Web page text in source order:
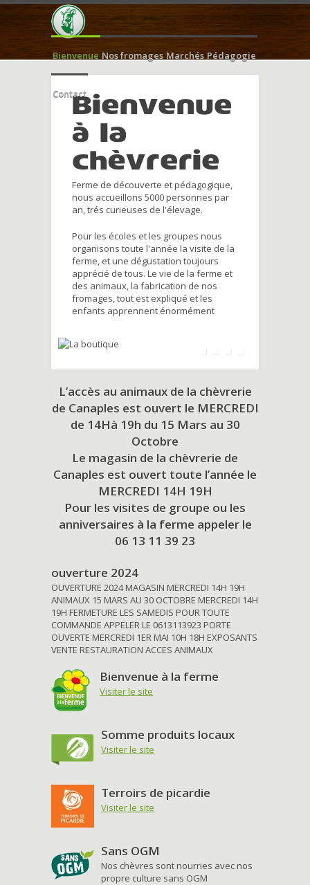
Bienvenue Nos fromages Marchés Pédagogie
ContactBienvenue
à la
chèvrerie
Ferme de découverte et pédagogique,
nous accueillons 5000 personnes par
an, trés curieuses de l'élevage.
Pour les écoles et les groupes nous
organisons toute l'année la visite de la
ferme, et une dégustation toujours
apprécié de tous. Le vie de la ferme et
des animaux, la fabrication de nos
fromages, tout est expliqué et les
enfants apprennent énormément
L’accès au animaux de la chèvrerie
de Canaples est ouvert le MERCREDI
de 14Hà 19h du 15 Mars au 30
Octobre
Le magasin de la chèvrerie de
Canaples est ouvert toute l’année le
MERCREDI 14H 19H
Pour les visites de groupe ou les
anniversaires à la ferme appeler le
06 13 11 39 23
ouverture 2024
OUVERTURE 2024 MAGASIN MERCREDI 14H 19H
ANIMAUX 15 MARS AU 30 OCTOBRE MERCREDI 14H
19H FERMETURE LES SAMEDIS POUR TOUTE
COMMANDE APPELER LE 0613113923 PORTE
OUVERTE MERCREDI 1ER MAI 10H 18H EXPOSANTS
VENTE RESTAURATION ACCES ANIMAUX
Bienvenue à la ferme
Visiter le site
Somme produits locaux
Visiter le site
Terroirs de picardie
Visiter le site
Sans OGM
Nos chèvres sont nourries avec nos
propre culture sans OGM